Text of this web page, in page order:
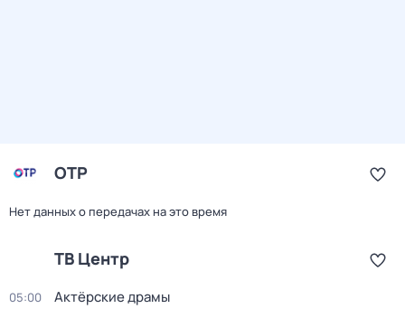
ОТР
Нет данных о передачах на это время
ТВ Центр
05:00 Актёрские драмы